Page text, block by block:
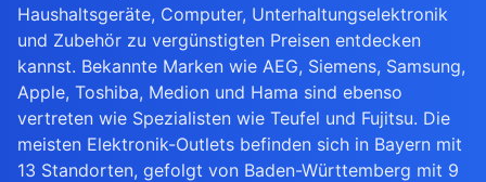
Haushaltsgeräte, Computer, Unterhaltungselektronik
und Zubehör zu vergünstigten Preisen entdecken
kannst. Bekannte Marken wie AEG, Siemens, Samsung,
Apple, Toshiba, Medion und Hama sind ebenso
vertreten wie Spezialisten wie Teufel und Fujitsu. Die
meisten Elektronik-Outlets befinden sich in Bayern mit
13 Standorten, gefolgt von Baden-Württemberg mit 9